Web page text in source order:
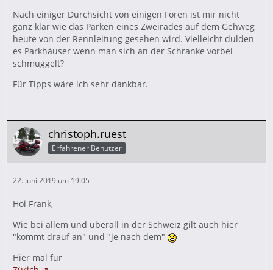
Nach einiger Durchsicht von einigen Foren ist mir nicht
ganz klar wie das Parken eines Zweirades auf dem Gehweg
heute von der Rennleitung gesehen wird. Vielleicht dulden
es Parkhäuser wenn man sich an der Schranke vorbei
schmuggelt?
Für Tipps wäre ich sehr dankbar.
christoph.ruest
Erfahrener Benutzer
22. Juni 2019 um 19:05
Hoi Frank,
Wie bei allem und überall in der Schweiz gilt auch hier
"kommt drauf an" und "je nach dem"
Hier mal für